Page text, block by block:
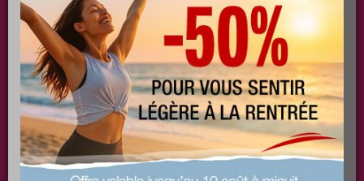
PLUS
EFFICACE
PLUS
SANTÉ
PLUS
COACHING